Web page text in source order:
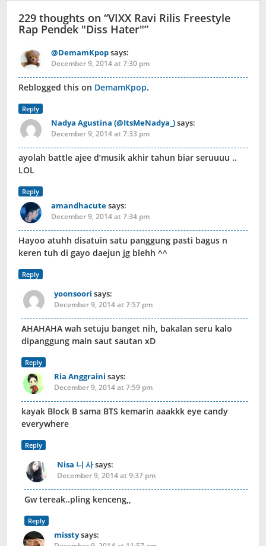
229 thoughts on “VIXX Ravi Rilis Freestyle
Rap Pendek "Diss Hater"”
@DemamKpopsays:
December 9, 2014 at 7:30 pm
Reblogged this on DemamKpop.
Reply
Nadya Agustina (@ItsMeNadya_)says:
December 9, 2014 at 7:33 pm
ayolah battle ajee d’musik akhir tahun biar seruuuu ..
LOL
Reply
amandhacutesays:
December 9, 2014 at 7:34 pm
Hayoo atuhh disatuin satu panggung pasti bagus n
keren tuh di gayo daejun jg blehh ^^
Reply
yoonsoori says:
December 9, 2014 at 7:57 pm
AHAHAHA wah setuju banget nih, bakalan seru kalo
dipanggung main saut sautan xD
Reply
Ria Anggraini says:
December 9, 2014 at 7:59 pm
kayak Block B sama BTS kemarin aaakkk eye candy
everywhere
Reply
Nisa 니 사says:
December 9, 2014 at 9:37 pm
Gw tereak..pling kenceng,,
Reply
misstysays: